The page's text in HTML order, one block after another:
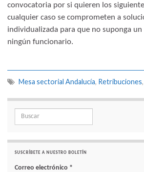
convocatoria por si quieren los
cualquier caso se comprometen a
individualizada para que no suponga
ningún funcionario.
Mesa sectorial Andalucía, Retribuciones,
Search for:
SUSCRÍBETE A NUESTRO BOLETÍN
Correo electrónico *